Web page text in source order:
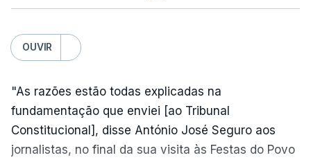
OUVIR
"As razões estão todas explicadas na
fundamentação que enviei [ao Tribunal
Constitucional], disse António José Seguro aos
jornalistas, no final da sua visita às Festas do Povo